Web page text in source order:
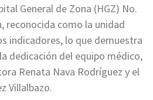
General de Zona (HGZ) No.
reconocida como la unidad
indicadores, lo que demuestra
dedicación del equipo médico,
Renata Nava Rodríguez y el
Villalbazo.